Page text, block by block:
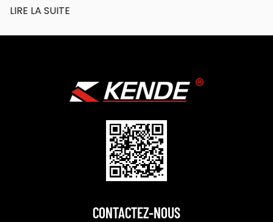
LIRE LA SUITE
CONTACTEZ-NOUS